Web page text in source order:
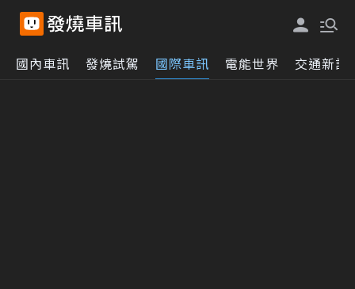
國內車訊 發燒試駕 國際車訊 電能世界 交通新訊